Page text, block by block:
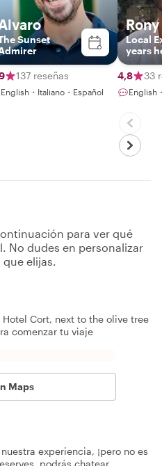
Sunset
137 reseñas
English・Italiano・Español
Rony
Local
years
4,8 33
English
para ver qué
No dudes en personalizar
elijas.
Hotel Cort, next to the olive tree
comenzar tu viaje
Maps
experiencia, ¡pero no es
podrás chatear